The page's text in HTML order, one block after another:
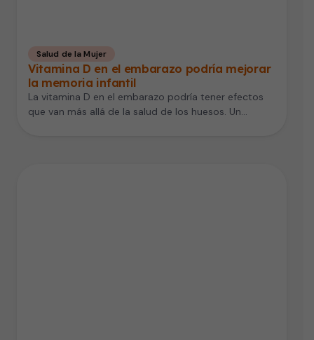
Salud de la Mujer
Vitamina D en el embarazo podría mejorar
la memoria infantil
La vitamina D en el embarazo podría tener efectos
que van más allá de la salud de los huesos. Un…